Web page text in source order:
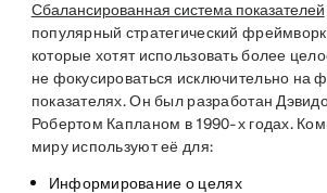
Сбалансированная система показателей
популярный стратегический
которые хотят использовать более
не фокусироваться исключительно на
показателях. Он был разработан
Робертом Капланом в 1990-х годах.
миру используют её для:
Информирование о целях